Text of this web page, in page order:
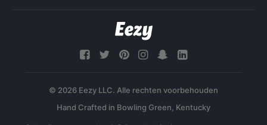
© 2026 Eezy LLC. Alle rechten voorbehouden